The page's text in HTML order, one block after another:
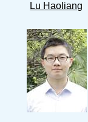
Lu Haoliang